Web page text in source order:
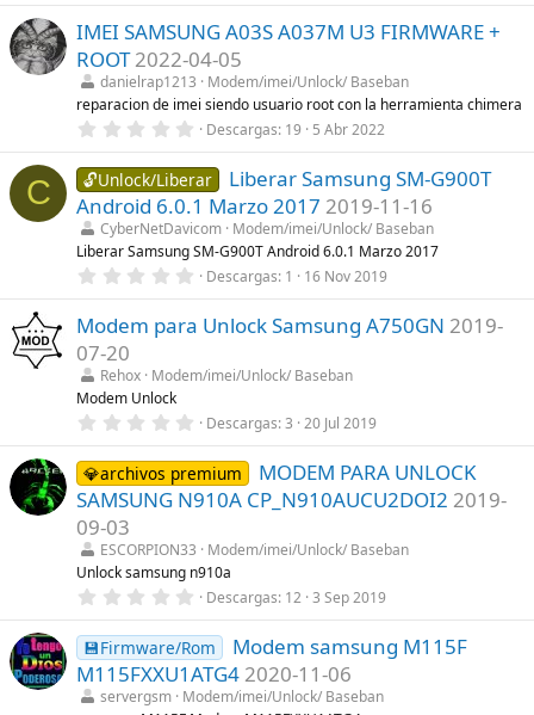
s
)
0
0
e
s
t
r
e
l
a
(
s
)
IMEI SAMSUNG A03S A037M U3 FIRMWARE +
ROOT 2022-04-05
danielrap1213
Modem/imei/Unlock/ Baseban
reparacion de imei siendo usuario root con la herramienta chimera
0
0
0
e
s
t
r
e
l
(
Descargas 19 5 Abr 2022
C 🔓Unlock/Liberar
Liberar Samsung SM-G900T
Android 6.0.1 Marzo 2017 2019-11-16
CyberNetDavicom Modem/imei/Unlock/ Baseban
Liberar Samsung SM-G900T Android 6.0.1 Marzo 2017
0
0
0
e
t
l
a
(
s
)
Descargas 1 16 Nov 2019
Modem para Unlock Samsung A750GN 2019-
07-20
Rehox Modem/imei/Unlock/ Baseban
Modem Unlock
0
0
0
e
s
e
l
a
(
s
)
Descargas 3 20 Jul 2019
💎archivos premium
MODEM PARA UNLOCK
SAMSUNG N910A CP_N910AUCU2DOI2 2019-
09-03
ESCORPION33
Modem/imei/Unlock/ Baseban
Unlock samsung n910a
0
0
0
e
s
t
Descargas 12 3 Sep 2019
💾Firmware/Rom
Modem samsung M115F
M115FXXU1ATG4 2020-11-06
servergsm Modem/imei/Unlock/ Baseban